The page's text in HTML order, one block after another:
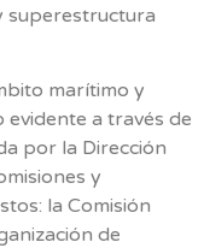
superestructura
marítimo y
a través de
por la Dirección
y
la Comisión
de